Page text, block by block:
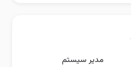
مدیر سیستم